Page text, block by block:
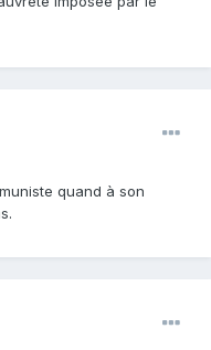
quand à son